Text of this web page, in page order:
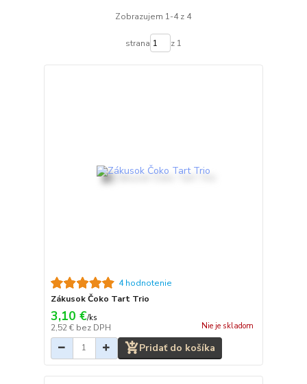
Zobrazujem 1-4 z 4
strana z 1
4 hodnotenie
Zákusok Čoko Tart Trio
3,10 €/ks
2,52 € bez DPH Nie je skladom
Pridať do košíka